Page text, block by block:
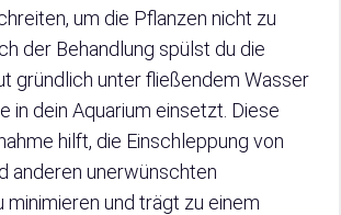
um die Pflanzen nicht zu
der Behandlung spülst du die
gründlich unter fließendem Wasser
in dein Aquarium einsetzt. Diese
hilft, die Einschleppung von
anderen unerwünschten
minimieren und trägt zu einem